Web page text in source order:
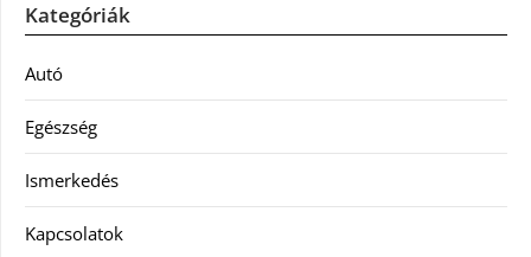
Kategóriák
Autó
Egészség
Ismerkedés
Kapcsolatok